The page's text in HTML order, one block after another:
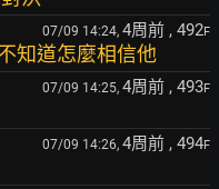
07/09 14:24, 4周前 , 492F
知道怎麼相信他
07/09 14:25, 4周前 , 493F
07/09 14:26, 4周前 , 494F